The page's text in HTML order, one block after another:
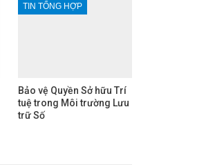
TIN TỔNG HỢP
Bảo vệ Quyền Sở hữu Trí
tuệ trong Môi trường Lưu
trữ Số